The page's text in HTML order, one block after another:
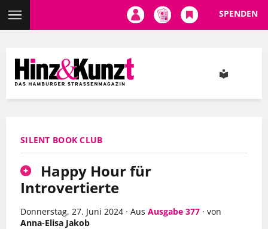
Inhalt
SPENDEN
SILENT BOOK CLUB
Happy Hour für
Introvertierte
Donnerstag, 27. Juni 2024 · Aus Ausgabe 377 · von
Anna-Elisa Jakob